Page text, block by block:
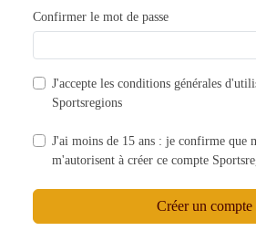
Confirmer le mot de passe
J'accepte les conditions générales
Sportsregions
J'ai moins de 15 ans : je confirme que
m'autorisent à créer ce compte
Créer un compte